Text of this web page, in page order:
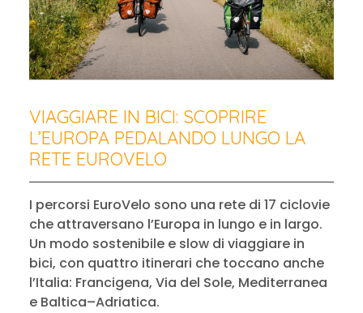
VIAGGIARE IN BICI: SCOPRIRE
L’EUROPA PEDALANDO LUNGO LA
RETE EUROVELO
I percorsi EuroVelo sono una rete di 17 ciclovie
che attraversano l’Europa in lungo e in largo.
Un modo sostenibile e slow di viaggiare in
bici, con quattro itinerari che toccano anche
l’Italia: Francigena, Via del Sole, Mediterranea
e Baltica–Adriatica.